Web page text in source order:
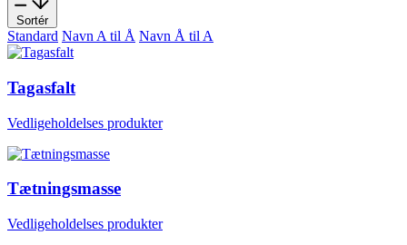
Sortér
Standard Navn A til Å Navn Å til A
Tagasfalt
Vedligeholdelses produkter
Tætningsmasse
Vedligeholdelses produkter